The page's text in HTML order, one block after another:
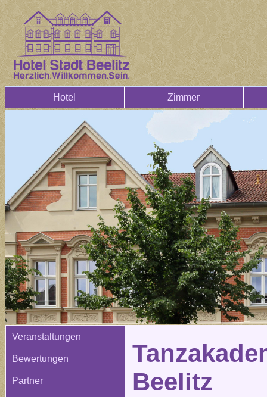
Hotel Zimmer
Veranstaltungen
Bewertungen
Partner
Beelitz